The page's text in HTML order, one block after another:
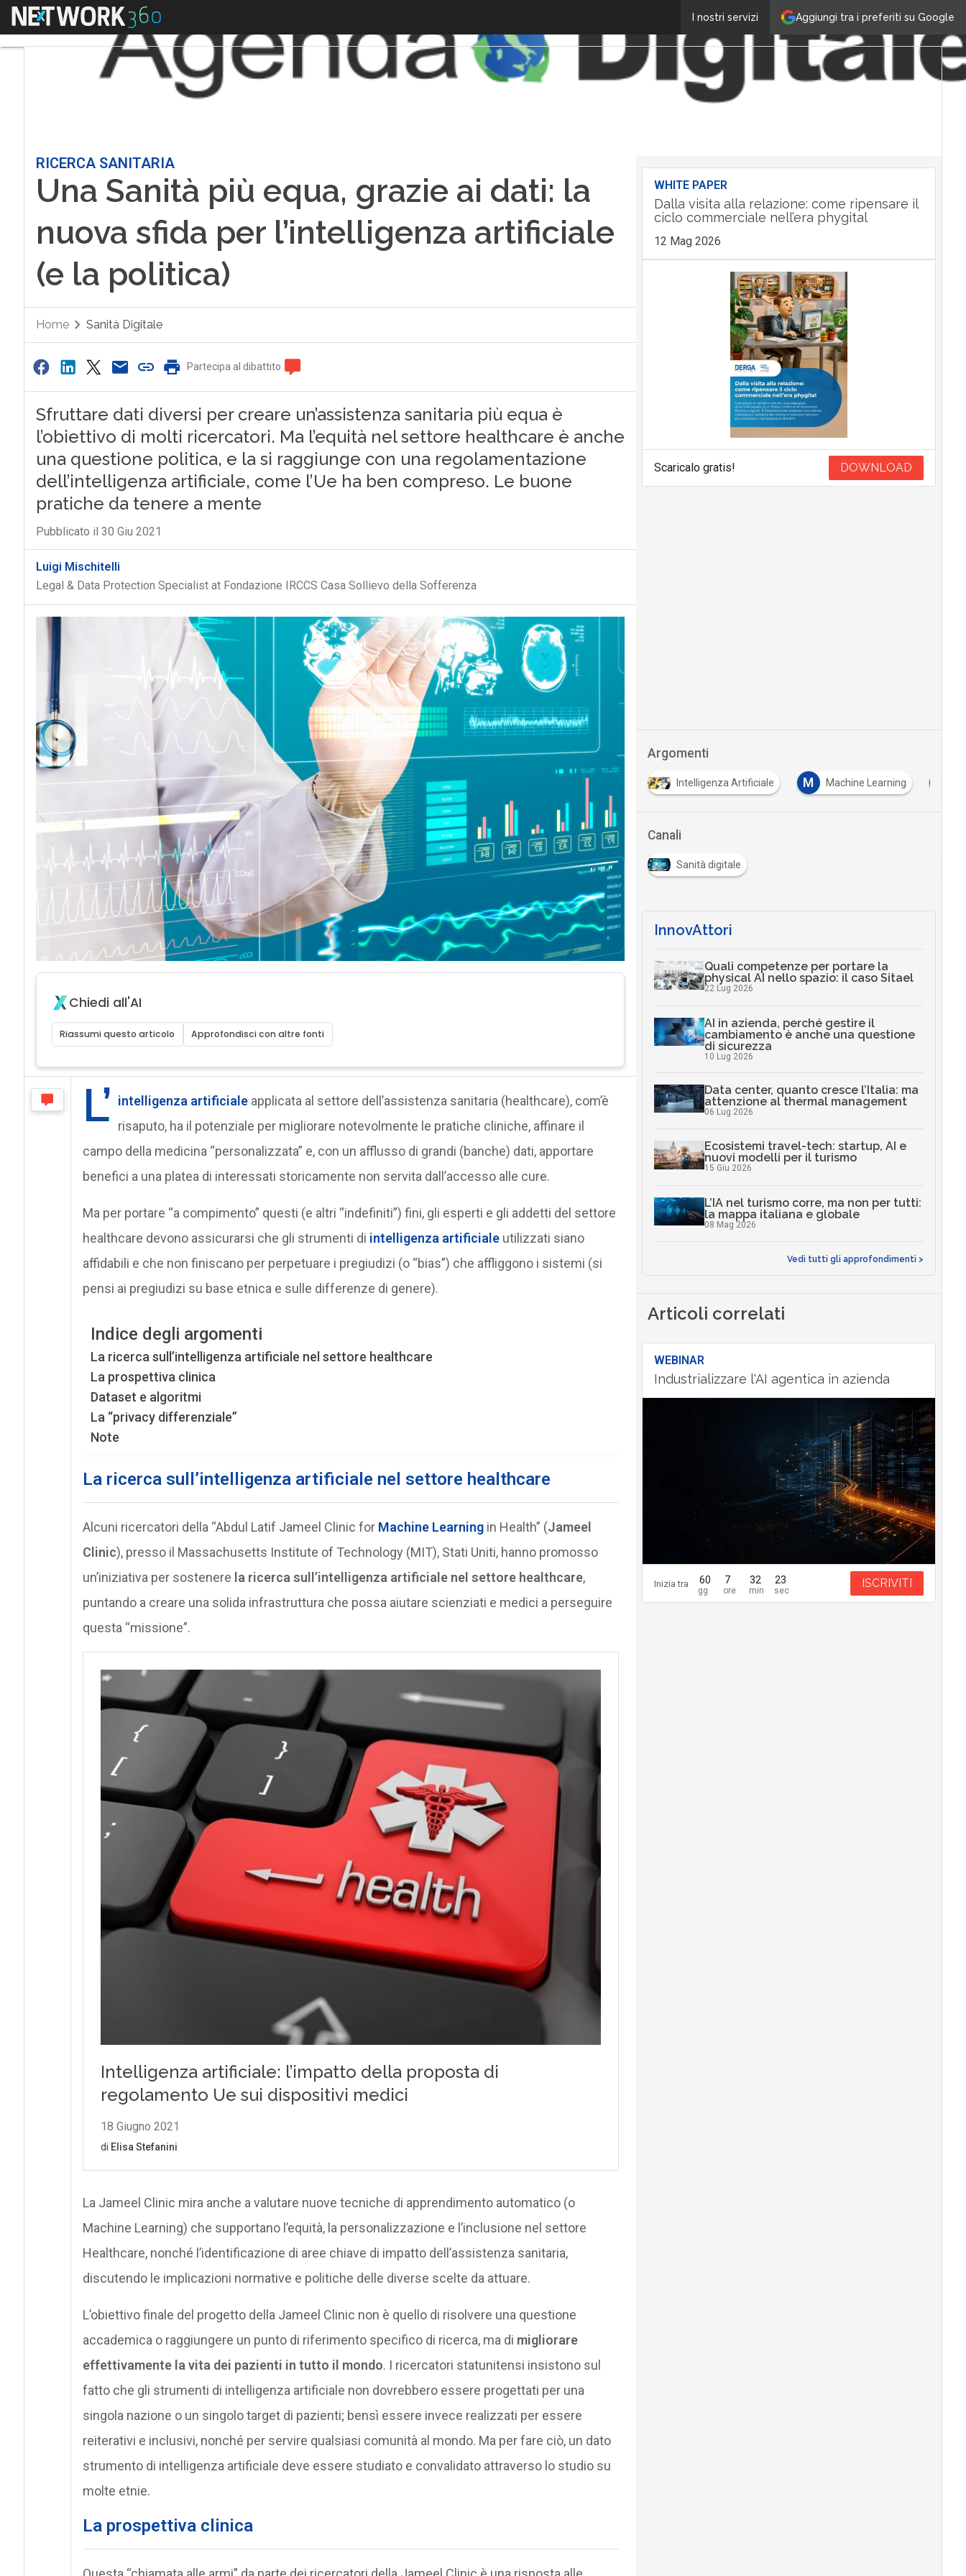
Aggiungi tra i preferiti su Google
I nostri servizi
Menu
RICERCA SANITARIA
Una Sanità più equa, grazie ai dati: la
nuova sfida per l’intelligenza artificiale
(e la politica)
Home Sanità Digitale
Partecipa al dibattito
Sfruttare dati diversi per creare un’assistenza sanitaria più equa è
l’obiettivo di molti ricercatori. Ma l’equità nel settore healthcare è anche
una questione politica, e la si raggiunge con una regolamentazione
dell’intelligenza artificiale, come l’Ue ha ben compreso. Le buone
pratiche da tenere a mente
Pubblicato il 30 Giu 2021
Luigi Mischitelli
Legal & Data Protection Specialist at Fondazione IRCCS Casa Sollievo della Sofferenza
Chiedi all'AI
Riassumi questo articolo Approfondisci con altre fonti
L’ intelligenza artificialeapplicata al settore dell’assistenza sanitaria (healthcare), com’è
risaputo, ha il potenziale per migliorare notevolmente le pratiche cliniche, affinare il
campo della medicina “personalizzata” e, con un afflusso di grandi (banche) dati, apportare
benefici a una platea di interessati storicamente non servita dall’accesso alle cure.
Ma per portare “a compimento” questi (e altri “indefiniti”) fini, gli esperti e gli addetti del settore
healthcare devono assicurarsi che gli strumenti di intelligenza artificialeutilizzati siano
affidabili e che non finiscano per perpetuare i pregiudizi (o “bias”) che affliggono i sistemi (si
pensi ai pregiudizi su base etnica e sulle differenze di genere).
Indice degli argomenti
La ricerca sull’intelligenza artificiale nel settore healthcare
La prospettiva clinica
Dataset e algoritmi
La “privacy differenziale”
Note
La ricerca sull’intelligenza artificiale nel settore healthcare
Alcuni ricercatori della “Abdul Latif Jameel Clinic for Machine Learningin Health” (Jameel
Clinic), presso il Massachusetts Institute of Technology (MIT), Stati Uniti, hanno promosso
un’iniziativa per sostenere la ricerca sull’intelligenza artificiale nel settore healthcare,
puntando a creare una solida infrastruttura che possa aiutare scienziati e medici a perseguire
questa “missione”.
La Jameel Clinic mira anche a valutare nuove tecniche di apprendimento automatico (o
Machine Learning) che supportano l’equità, la personalizzazione e l’inclusione nel settore
Healthcare, nonché l’identificazione di aree chiave di impatto dell’assistenza sanitaria,
discutendo le implicazioni normative e politiche delle diverse scelte da attuare.
L’obiettivo finale del progetto della Jameel Clinic non è quello di risolvere una questione
accademica o raggiungere un punto di riferimento specifico di ricerca, ma di migliorare
effettivamente la vita dei pazienti in tutto il mondo. I ricercatori statunitensi insistono sul
fatto che gli strumenti di intelligenza artificiale non dovrebbero essere progettati per una
singola nazione o un singolo target di pazienti; bensì essere invece realizzati per essere
reiterativi e inclusivi, nonché per servire qualsiasi comunità al mondo. Ma per fare ciò, un dato
strumento di intelligenza artificiale deve essere studiato e convalidato attraverso lo studio su
molte etnie.
La prospettiva clinica
WHITE PAPER
Dalla visita alla relazione: come ripensare il
ciclo commerciale nell’era phygital
12 Mag 2026
Scaricalo gratis! DOWNLOAD
Argomenti
dati personali Intelligenza Artificiale M Machine Learning
Canali
Sanità digitale
InnovAttori
Quali competenze per portare la
physical AI nello spazio: il caso Sitael
22 Lug 2026
AI in azienda, perché gestire il
cambiamento è anche una questione
di sicurezza
10 Lug 2026
Data center, quanto cresce l’Italia: ma
attenzione al thermal management
06 Lug 2026
Ecosistemi travel-tech: startup, AI e
nuovi modelli per il turismo
15 Giu 2026
L’IA nel turismo corre, ma non per tutti:
la mappa italiana e globale
08 Mag 2026
Vedi tutti gli approfondimenti >
Articoli correlati
WEBINAR
Industrializzare l'AI agentica in azienda
Inizia tra 60 7 32 22 ISCRIVITI